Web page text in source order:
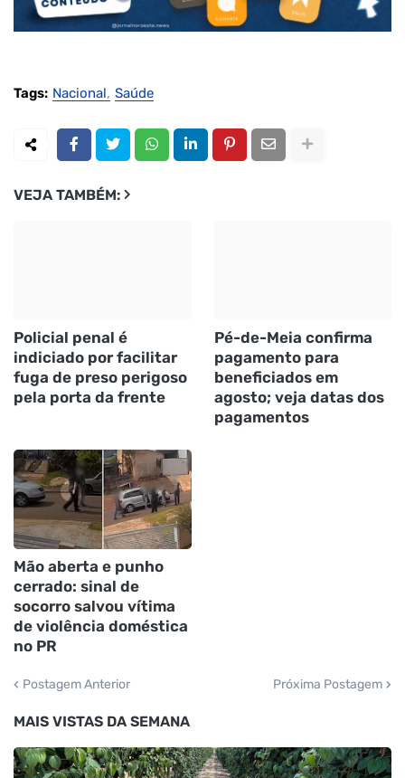
Tags: Nacional Saúde
VEJA TAMBÉM:
Policial penal é
indiciado por facilitar
fuga de preso perigoso
pela porta da frente
Pé-de-Meia confirma
pagamento para
beneficiados em
agosto; veja datas dos
pagamentos
Mão aberta e punho
cerrado: sinal de
socorro salvou vítima
de violência doméstica
no PR
Postagem Anterior Próxima Postagem
MAIS VISTAS DA SEMANA